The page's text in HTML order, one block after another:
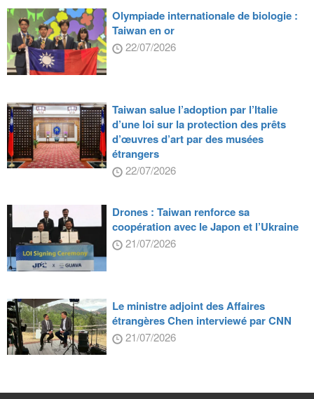
Olympiade internationale de biologie :
Taiwan en or
22/07/2026
Taiwan salue l’adoption par l’Italie
d’une loi sur la protection des prêts
d’œuvres d’art par des musées
étrangers
22/07/2026
Drones : Taiwan renforce sa
coopération avec le Japon et l’Ukraine
21/07/2026
Le ministre adjoint des Affaires
étrangères Chen interviewé par CNN
21/07/2026